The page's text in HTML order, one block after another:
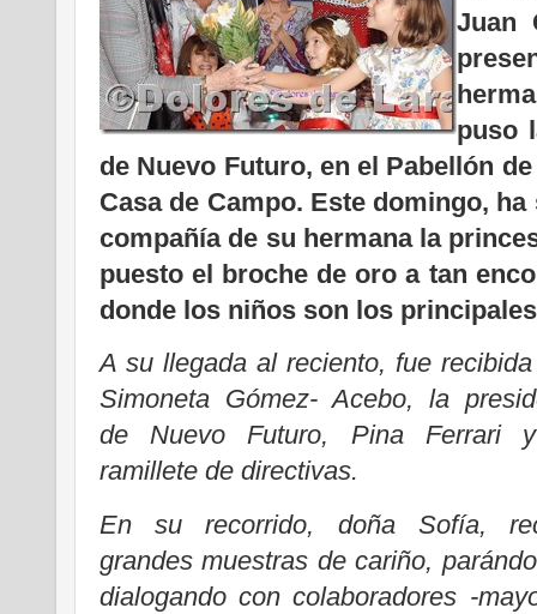
Juan
puso
de Nuevo Futuro, en el Pabellón
Casa de Campo. Este domingo,
compañía de su hermana la
puesto el broche de oro a tan
donde los niños son los
A su llegada al reciento, fue
Simoneta Gómez- Acebo, la
de Nuevo Futuro, Pina Ferrari
ramillete de directivas.
En su recorrido, doña Sofía,
grandes muestras de cariño,
dialogando con colaboradores -